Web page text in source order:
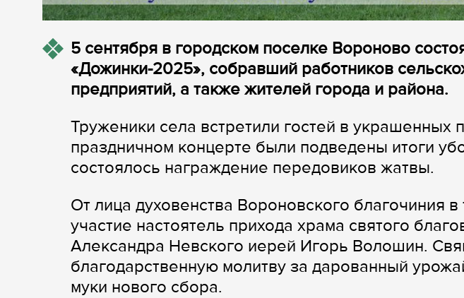
5 сентября в городском поселке Вороново
«Дожинки-2025», собравший работников
предприятий, а также жителей города и района.
Труженики села встретили гостей в украшенных
праздничном концерте были подведены итоги
состоялось награждение передовиков жатвы.
От лица духовенства Вороновского благочиния
участие настоятель прихода храма святого
Александра Невского иерей Игорь Волошин.
благодарственную молитву за дарованный
муки нового сбора.